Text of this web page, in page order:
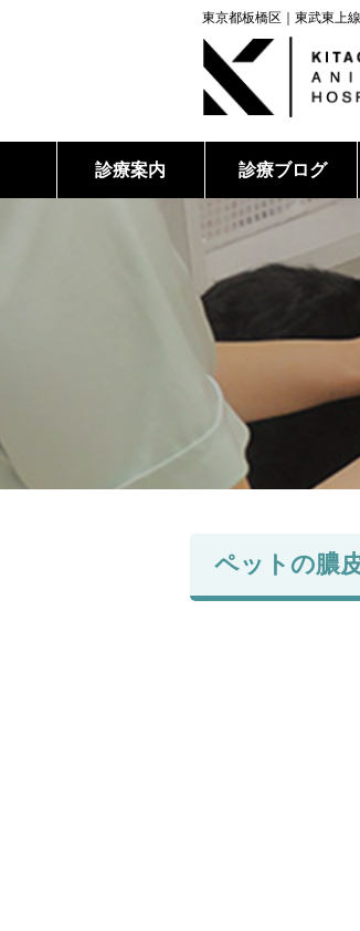
東京都板橋区｜東武東上
診療案内 診療ブログ
ペットの膿